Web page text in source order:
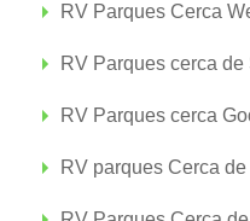
RV Parques Cerca
RV Parques cerca de
RV Parques cerca
RV parques Cerca